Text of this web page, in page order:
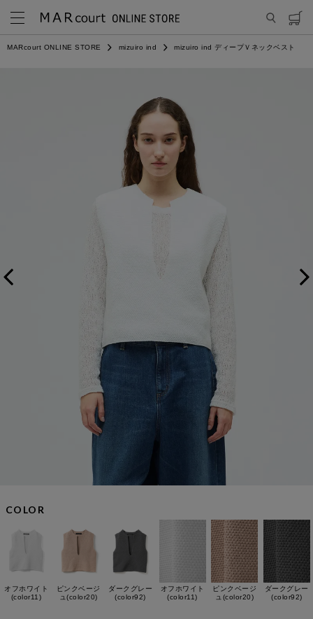
MARcourt ONLINE STORE mizuiro ind mizuiro ind ディープＶネックベスト
COLOR
オフホワイト
(color11)
ピンクベージ
ュ(color20)
ダークグレー
(color92)
オフホワイト
(color11)
ピンクベージ
ュ(color20)
ダークグレー
(color92)